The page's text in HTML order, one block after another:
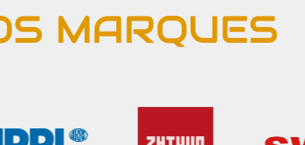
MARQUES